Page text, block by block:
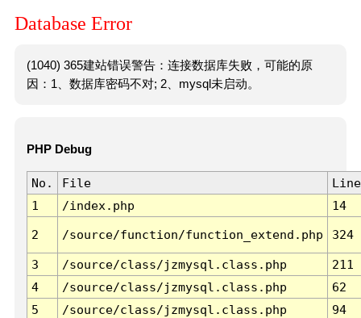
Database Error
(1040) 365建站错误警告：连接数据库失败，可能的原
因：1、数据库密码不对; 2、mysql未启动。
PHP Debug
No. File
Line
1
/index.php 14
2 /source/function/function_extend.php 324
3 /source/class/jzmysql.class.php
211
4
/source/class/jzmysql.class.php
62
5
/source/class/jzmysql.class.php
94